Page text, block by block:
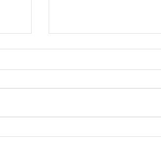
Les Actus du mois de juin